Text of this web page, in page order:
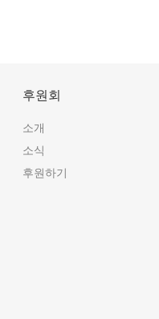
후원회
소개
소식
후원하기